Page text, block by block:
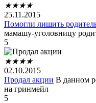
★★★★
25.11.2015
Помогли лишить
мамашу-уголовницу
5
★★★★
02.10.2015
Продал акции В данном
на гринмейл
5